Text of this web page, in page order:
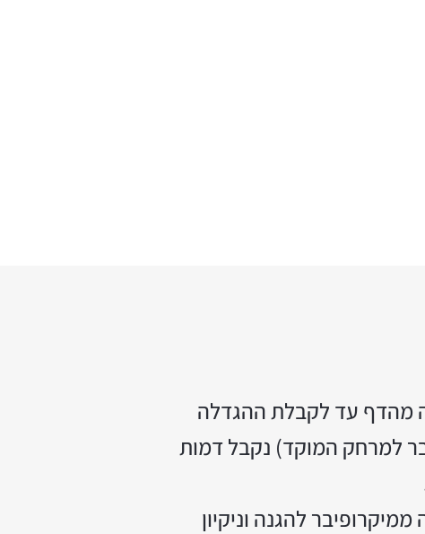
מהדף עד לקבלת ההגדלה
למרחק המוקד) נקבל דמות
להגנה וניקיון